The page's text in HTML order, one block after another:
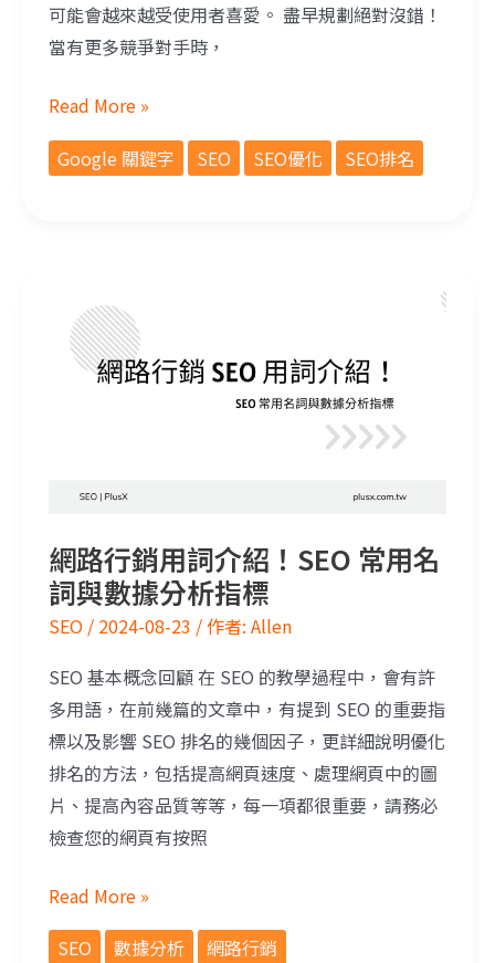
可能會越來越受使用者喜愛。 盡早規劃絕對沒錯！
當有更多競爭對手時，
Read More »
Google 關鍵字
SEO SEO優化 SEO排名
網路行銷用詞介紹！SEO 常用名
詞與數據分析指標
SEO / 2024-08-23 / 作者: Allen
SEO 基本概念回顧 在 SEO 的教學過程中，會有許
多用語，在前幾篇的文章中，有提到 SEO 的重要指
標以及影響 SEO 排名的幾個因子，更詳細說明優化
排名的方法，包括提高網頁速度、處理網頁中的圖
片、提高內容品質等等，每一項都很重要，請務必
檢查您的網頁有按照
Read More »
SEO
數據分析 網路行銷